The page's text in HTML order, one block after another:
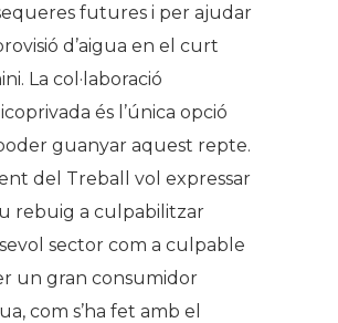
futures i per ajudar
d’aigua en el curt
La col·laboració
és l’única opció
guanyar aquest repte.
del Treball vol expressar
rebuig a culpabilitzar
sector com a culpable
un gran consumidor
com s’ha fet amb el